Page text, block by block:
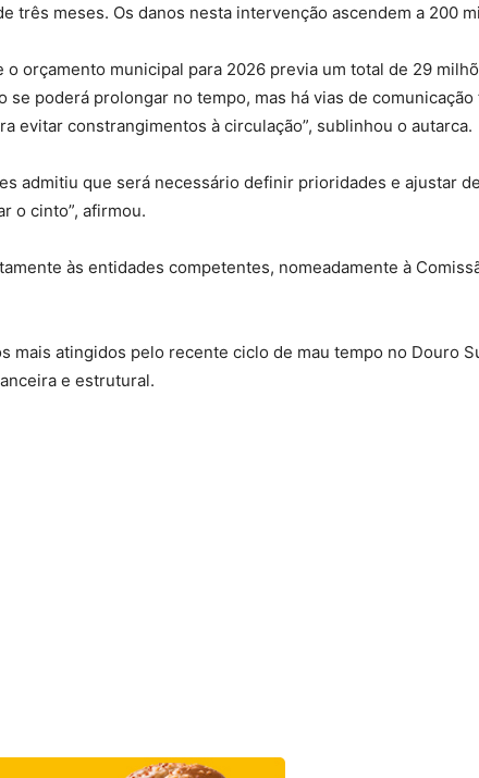
três meses. Os danos nesta intervenção ascendem a 200
orçamento municipal para 2026 previa um total de 29
poderá prolongar no tempo, mas há vias de
evitar constrangimentos à circulação”, sublinhou o autarca.
admitiu que será necessário definir prioridades e ajustar
o cinto”, afirmou.
às entidades competentes, nomeadamente à
atingidos pelo recente ciclo de mau tempo no Douro
e estrutural.